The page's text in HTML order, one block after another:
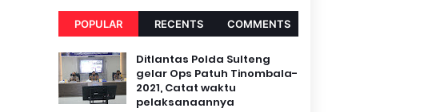
POPULAR RECENTS COMMENTS
Ditlantas Polda Sulteng
gelar Ops Patuh Tinombala-
2021, Catat waktu
pelaksanaannya